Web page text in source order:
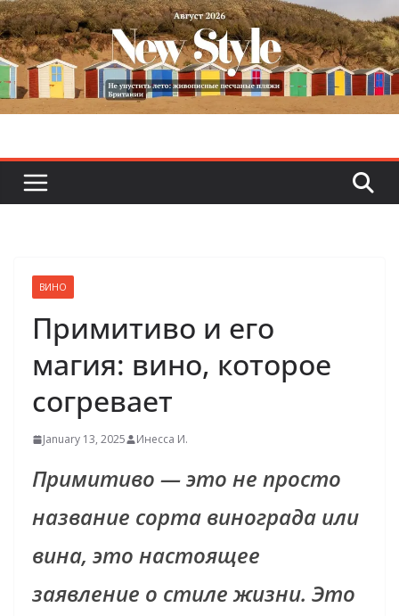
Skip
to
content
ВИНО
Примитиво и его
магия: вино, которое
согревает
January 13, 2025 Инесса И.
Примитиво — это не просто
название сорта винограда или
вина, это настоящее
заявление о стиле жизни. Это